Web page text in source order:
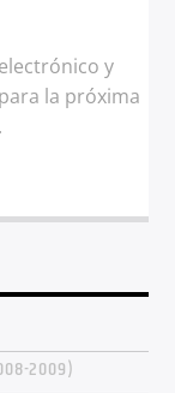
y
la próxima
2009)